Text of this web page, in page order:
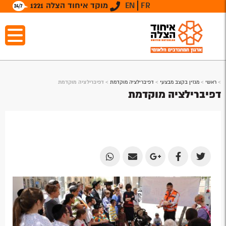
מוקד איחוד הצלה 1221 EN FR
> ראשי > מגזין בקצב מבצעי > דפיברילציה מוקדמת > דפיברילציה מוקדמת
דפיברילציה מוקדמת
Share
on
Twitter
Share
on
Facebook
Share
on
Google
Plus
Share
by
Email
Share
by
Email